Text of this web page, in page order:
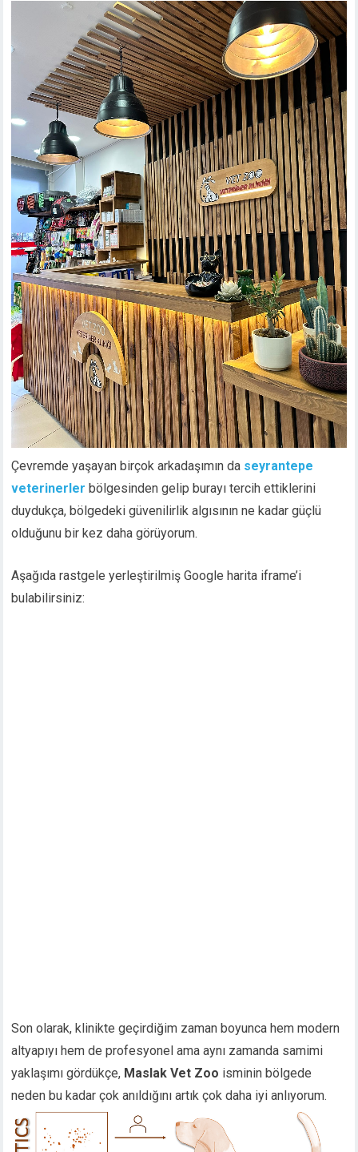
Çevremde yaşayan birçok arkadaşımın da seyrantepe
veterinerler bölgesinden gelip burayı tercih ettiklerini
duydukça, bölgedeki güvenilirlik algısının ne kadar güçlü
olduğunu bir kez daha görüyorum.
Aşağıda rastgele yerleştirilmiş Google harita iframe’i
bulabilirsiniz:
Son olarak, klinikte geçirdiğim zaman boyunca hem modern
altyapıyı hem de profesyonel ama aynı zamanda samimi
yaklaşımı gördükçe, Maslak Vet Zoo isminin bölgede
neden bu kadar çok anıldığını artık çok daha iyi anlıyorum.